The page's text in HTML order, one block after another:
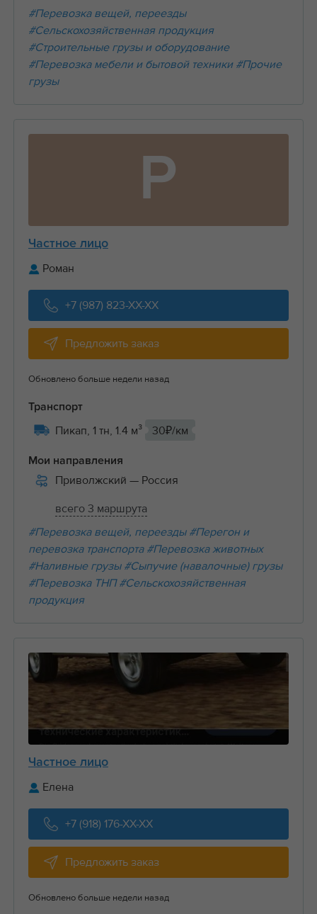
#Перевозка вещей, переезды
#Сельскохозяйственная продукция
#Строительные грузы и оборудование
#Перевозка мебели и бытовой техники #Прочие
грузы
Р
Частное лицо
Роман
+7 (987) 823-XX-XX
Предложить заказ
Обновлено больше недели назад
Транспорт
Пикап, 1 тн, 1.4 м³ 30₽/км
Мои направления
Приволжский — Россия
всего 3 маршрута
#Перевозка вещей, переезды #Перегон и
перевозка транспорта #Перевозка животных
#Наливные грузы #Сыпучие (навалочные) грузы
#Перевозка ТНП #Сельскохозяйственная
продукция
Частное лицо
Елена
+7 (918) 176-XX-XX
Предложить заказ
Обновлено больше недели назад